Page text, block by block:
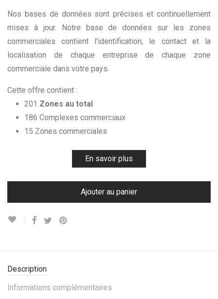
Nos bases de données sont précises et continuellement
mises à jour. Notre base de données sur les zones
commerciales contient l'identification, le contact et la
localisation de chaque entreprise de chaque zone
commerciale dans votre pays.
Cette offre contient :
201 Zones au total
186 Complexes commerciaux
15 Zones commerciales
En savoir plus
Ajouter au panier
Description
Informations complémentaires